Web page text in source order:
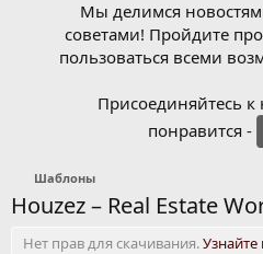
Мы делимся
советами! Пройдите
пользоваться всеми
Присоединяйтесь
понравится -
Шаблоны
Houzez – Real Estate
Нет прав для скачивания.Узнайте